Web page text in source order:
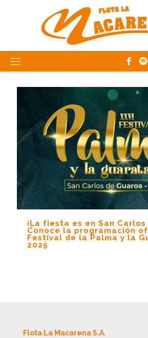
¡La fiesta es en San
Conoce la programación
Festival de la Palma y la
2025
Flota La Macarena S.A.